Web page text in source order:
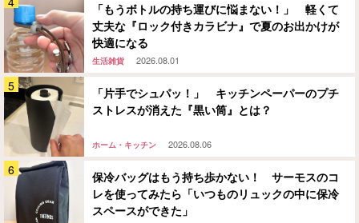
「もうボトルの持ち運びに悩まない！」 軽くて
丈夫な『ロック付きカラビナ』で夏のお出かけが
快適になる
生活雑貨 2026.08.01
「片手でシュパッ！」 キッチンペーパーのプチ
ストレスが消えた『黒い筒』とは？
ホーム・キッチン 2026.08.06
保冷バッグはもう持ち歩かない！ サーモスのコ
レを使ってみたら「いつものリュックの中に保冷
スペースができた」